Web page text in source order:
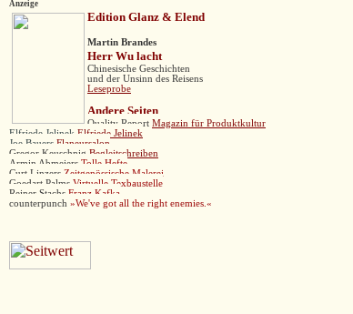
Anzeige
Edition Glanz & Elend
Martin Brandes
Herr Wu lacht
Chinesische Geschichten
und der Unsinn des Reisens
Leseprobe
Andere Seiten
Quality Report Magazin für Produktkultur
Elfriede Jelinek Elfriede Jelinek
Joe Bauers Flaneursalon
Gregor Keuschnig Begleitschreiben
Armin Abmeiers Tolle Hefte
Curt Linzers Zeitgenössische Malerei
Goedart Palms Virtuelle Texbaustelle
Reiner Stachs Franz Kafka
counterpunch »We've got all the right enemies.«